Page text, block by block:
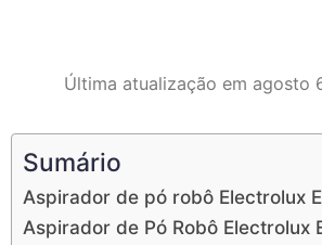
Última atualização em agosto
Sumário
Aspirador de pó robô Electrolux
Aspirador de Pó Robô Electrolux